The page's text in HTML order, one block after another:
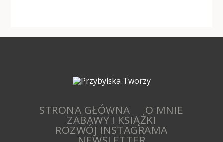
STRONA GŁÓWNA O MNIE
ZABAWY I KSIĄŻKI
ROZWÓJ INSTAGRAMA